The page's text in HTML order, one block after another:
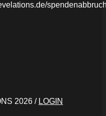
2026 / LOGIN